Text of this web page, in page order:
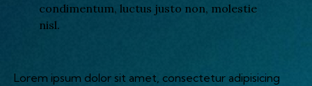
condimentum, luctus justo non, molestie
nisl.
Lorem ipsum dolor sit amet, consectetur adipisicing